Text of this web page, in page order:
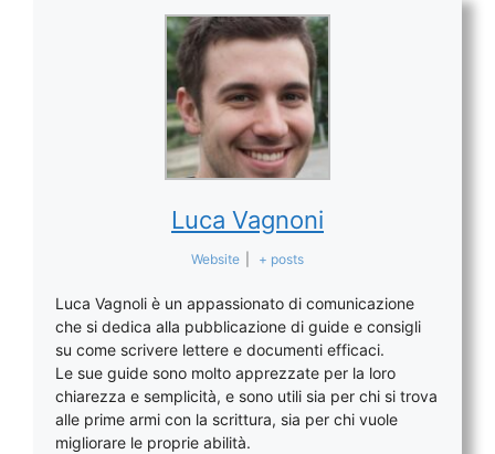
Luca Vagnoni
Website + posts
Luca Vagnoli è un appassionato di comunicazione
che si dedica alla pubblicazione di guide e consigli
su come scrivere lettere e documenti efficaci.
Le sue guide sono molto apprezzate per la loro
chiarezza e semplicità, e sono utili sia per chi si trova
alle prime armi con la scrittura, sia per chi vuole
migliorare le proprie abilità.